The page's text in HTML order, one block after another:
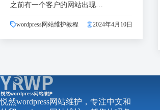
之前有一个客户的网站出现…
wordpress网站维护教程 2024年4月10日
悦然wordpress网站维护，专注中文和